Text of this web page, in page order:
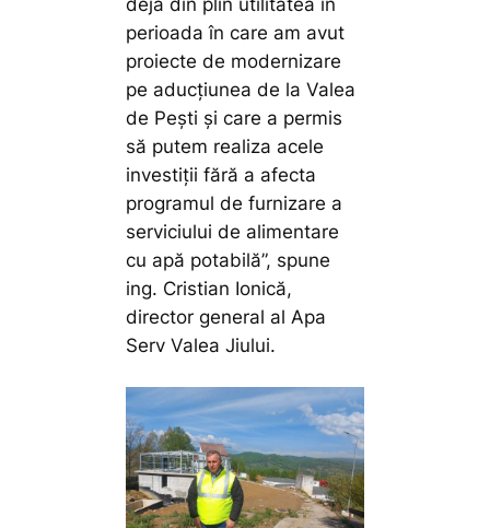
deja din plin utilitatea în
perioada în care am avut
proiecte de modernizare
pe aducțiunea de la Valea
de Pești și care a permis
să putem realiza acele
investiții fără a afecta
programul de furnizare a
serviciului de alimentare
cu apă potabilă”, spune
ing. Cristian Ionică,
director general al Apa
Serv Valea Jiului.